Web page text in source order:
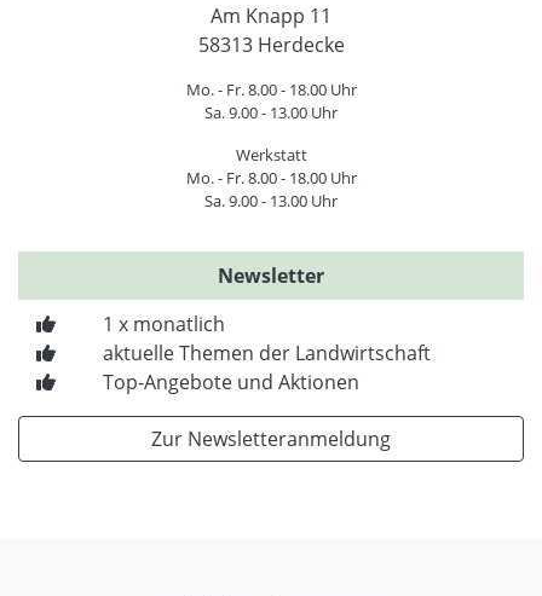
Am Knapp 11
58313 Herdecke
Mo. - Fr. 8.00 - 18.00 Uhr
Sa. 9.00 - 13.00 Uhr
Werkstatt
Mo. - Fr. 8.00 - 18.00 Uhr
Sa. 9.00 - 13.00 Uhr
Newsletter
1 x monatlich
aktuelle Themen der Landwirtschaft
Top-Angebote und Aktionen
Zur Newsletteranmeldung